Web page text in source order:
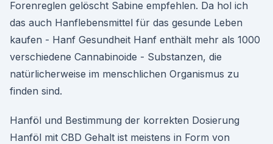
Forenreglen gelöscht Sabine empfehlen. Da hol ich
das auch Hanflebensmittel für das gesunde Leben
kaufen - Hanf Gesundheit Hanf enthält mehr als 1000
verschiedene Cannabinoide - Substanzen, die
natürlicherweise im menschlichen Organismus zu
finden sind.
Hanföl und Bestimmung der korrekten Dosierung
Hanföl mit CBD Gehalt ist meistens in Form von